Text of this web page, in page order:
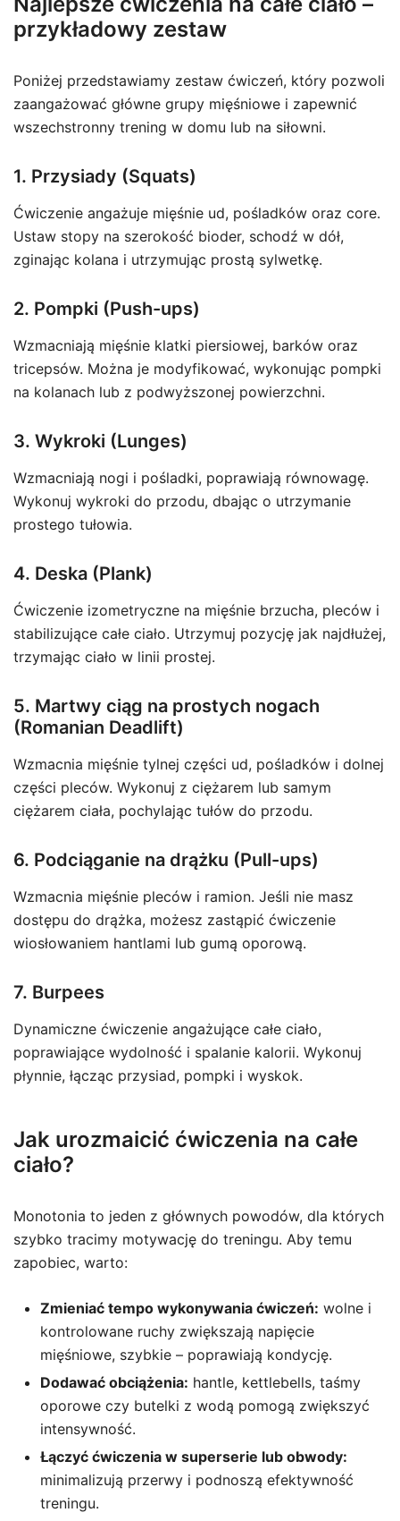
przykładowy zestaw
Poniżej przedstawiamy zestaw ćwiczeń, który pozwoli
zaangażować główne grupy mięśniowe i zapewnić
wszechstronny trening w domu lub na siłowni.
1. Przysiady (Squats)
Ćwiczenie angażuje mięśnie ud, pośladków oraz core.
Ustaw stopy na szerokość bioder, schodź w dół,
zginając kolana i utrzymując prostą sylwetkę.
2. Pompki (Push-ups)
Wzmacniają mięśnie klatki piersiowej, barków oraz
tricepsów. Można je modyfikować, wykonując pompki
na kolanach lub z podwyższonej powierzchni.
3. Wykroki (Lunges)
Wzmacniają nogi i pośladki, poprawiają równowagę.
Wykonuj wykroki do przodu, dbając o utrzymanie
prostego tułowia.
4. Deska (Plank)
Ćwiczenie izometryczne na mięśnie brzucha, pleców i
stabilizujące całe ciało. Utrzymuj pozycję jak najdłużej,
trzymając ciało w linii prostej.
5. Martwy ciąg na prostych nogach
(Romanian Deadlift)
Wzmacnia mięśnie tylnej części ud, pośladków i dolnej
części pleców. Wykonuj z ciężarem lub samym
ciężarem ciała, pochylając tułów do przodu.
6. Podciąganie na drążku (Pull-ups)
Wzmacnia mięśnie pleców i ramion. Jeśli nie masz
dostępu do drążka, możesz zastąpić ćwiczenie
wiosłowaniem hantlami lub gumą oporową.
7. Burpees
Dynamiczne ćwiczenie angażujące całe ciało,
poprawiające wydolność i spalanie kalorii. Wykonuj
płynnie, łącząc przysiad, pompki i wyskok.
Jak urozmaicić ćwiczenia na całe
ciało?
Monotonia to jeden z głównych powodów, dla których
szybko tracimy motywację do treningu. Aby temu
zapobiec, warto:
Zmieniać tempo wykonywania ćwiczeń: wolne i
kontrolowane ruchy zwiększają napięcie
mięśniowe, szybkie – poprawiają kondycję.
Dodawać obciążenia: hantle, kettlebells, taśmy
oporowe czy butelki z wodą pomogą zwiększyć
intensywność.
Łączyć ćwiczenia w superserie lub obwody:
minimalizują przerwy i podnoszą efektywność
treningu.